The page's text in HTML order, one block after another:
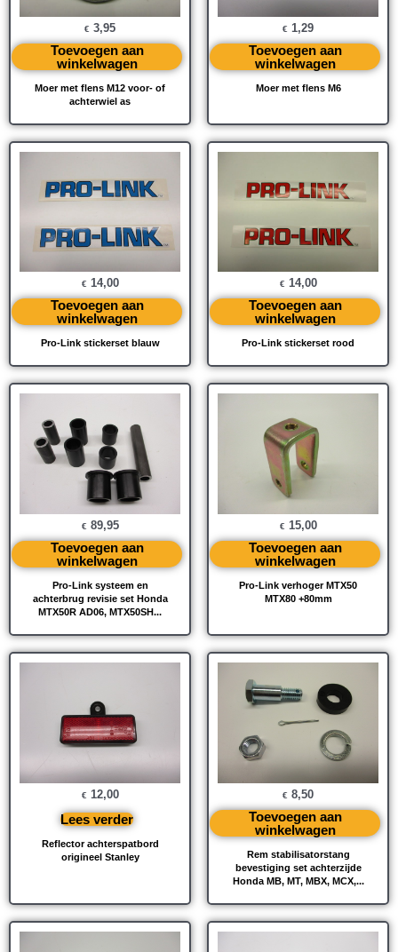
Moer met flens M12 voor- of
achterwiel as
€ 3,95
Toevoegen aan
winkelwagen
Moer met flens M6
€ 1,29
Toevoegen aan
winkelwagen
Pro-Link stickerset blauw
€ 14,00
Toevoegen aan
winkelwagen
Pro-Link stickerset rood
€ 14,00
Toevoegen aan
winkelwagen
Pro-Link systeem en
achterbrug revisie set Honda
MTX50R AD06, MTX50SH...
€ 89,95
Toevoegen aan
winkelwagen
Pro-Link verhoger MTX50
MTX80 +80mm
€ 15,00
Toevoegen aan
winkelwagen
Reflector achterspatbord
origineel Stanley
€ 12,00
Lees verder
Rem stabilisatorstang
bevestiging set achterzijde
Honda MB, MT, MBX, MCX,...
€ 8,50
Toevoegen aan
winkelwagen